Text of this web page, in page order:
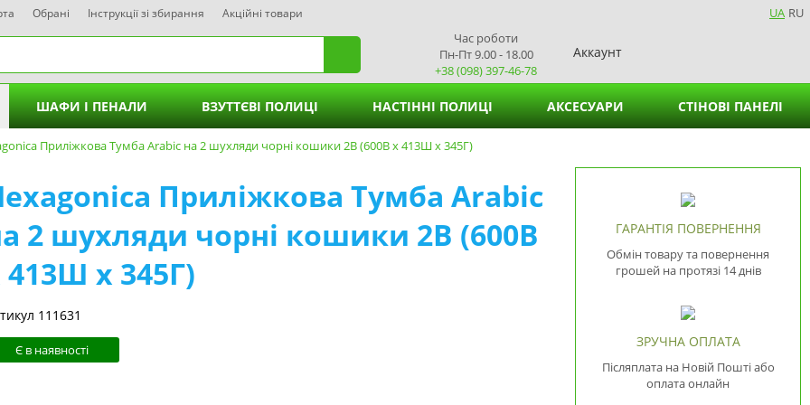
Обрані Інструкції зі збирання Акційні товари UA RU
Час роботи
Пн-Пт 9.00 - 18.00
+38 (098) 397-46-78
Аккаунт
Тумби без ящиків
Тумби - 1 Шухляда
Тумби - 2 Шухляди
Тумби - 3 Шухляди
ШАФИ І ПЕНАЛИ
Пенали без шухляд
Пенали - 3 шухляди
Пенали - 6 шухляд
Пенали - 9 шухляд
ВЗУТТЄВІ ПОЛИЦІ НАСТІННІ ПОЛИЦІ АКСЕСУАРИ
Підставки для серветок
СТІНОВІ ПАНЕЛІ
Приліжкова Тумба Arabic на 2 шухляди чорні кошики 2В (600В х 413Ш х 345Г)
Приліжкова Тумба Arabic
2 шухляди чорні кошики 2В (600В
413Ш х 345Г)
111631
Є в наявності
ГАРАНТІЯ ПОВЕРНЕННЯ
Обмін товару та повернення
грошей на протязі 14 днів
ЗРУЧНА ОПЛАТА
Післяплата на Новій Пошті або
оплата онлайн